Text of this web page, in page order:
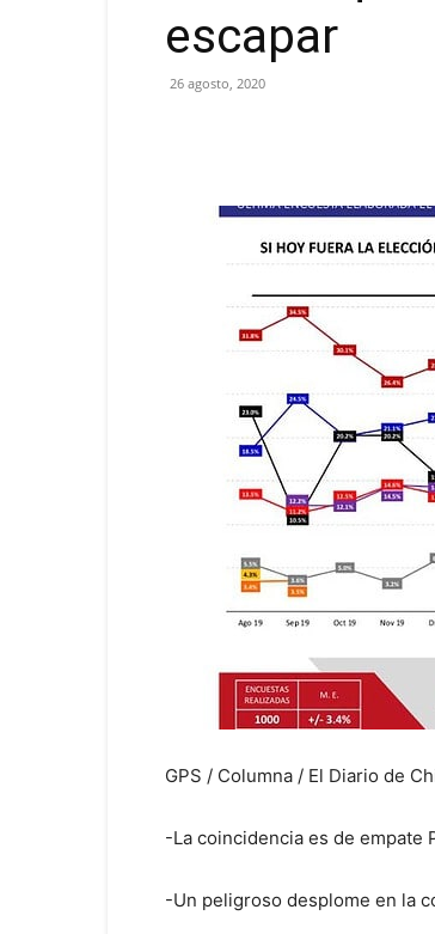
escapar
26 agosto, 2020
GPS / Columna / El Diario de
-La coincidencia es de empate
-Un peligroso desplome en la